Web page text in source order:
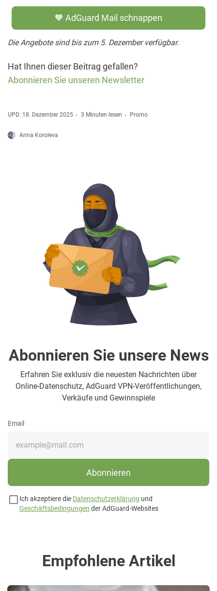
🧡 AdGuard Mail schnappen
Die Angebote sind bis zum 5. Dezember verfügbar.
Hat Ihnen dieser Beitrag gefallen?
Abonnieren Sie unseren Newsletter
UPD: 18. Dezember 2025 3 Minuten lesen Promo
Anna Koroleva
Abonnieren Sie unsere News
Erfahren Sie exklusiv die neuesten Nachrichten über
Online-Datenschutz, AdGuard VPN-Veröffentlichungen,
Verkäufe und Gewinnspiele
Email
Abonnieren
Ich akzeptiere die Datenschutzerklärung und
Geschäftsbedingungen der AdGuard-Websites
Empfohlene Artikel